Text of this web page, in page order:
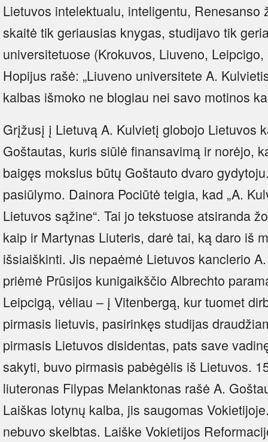
Lietuvos intelektualu, inteligentu, Renesanso
skaitė tik geriausias knygas, studijavo tik
universitetuose (Krokuvos, Liuveno,
Hopijus rašė: „Liuveno universitete A.
kalbas išmoko ne blogiau nei savo motinos
Grįžusį į Lietuvą A. Kulvietį globojo Lietuvos
Goštautas, kuris siūlė finansavimą ir norėjo,
baigęs mokslus būtų Goštauto dvaro
pasiūlymo. Dainora Pociūtė teigia, kad „A.
Lietuvos sąžine“. Tai jo tekstuose atsiranda
kaip ir Martynas Liuteris, darė tai, ką daro iš
išsiaiškinti. Jis nepaėmė Lietuvos kanclerio
priėmė Prūsijos kunigaikščio Albrechto
Leipcigą, vėliau – į Vitenbergą, kur tuomet
pirmasis lietuvis, pasirinkęs studijas
pirmasis Lietuvos disidentas, pats save
sakyti, buvo pirmasis pabėgėlis iš Lietuvos.
liuteronas Filypas Melanktonas rašė A.
Laiškas lotynų kalba, jis saugomas
nebuvo skelbtas. Laiške Vokietijos